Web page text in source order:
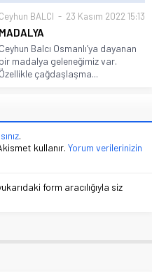
Ceyhun BALCI 23 Kasım 2022 15:13
MADALYA
Ceyhun Balcı Osmanlı’ya dayanan
bir madalya geleneğimiz var.
Özellikle çağdaşlaşma...
.
kullanır. Yorum verilerinizin
form aracılığıyla siz